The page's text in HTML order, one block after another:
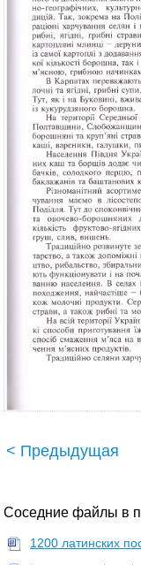
< Предыдущая
Соседние файлы в
1200 латинских